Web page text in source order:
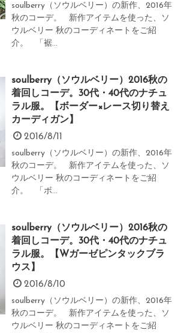
soulberry（ソウルベリー）の新作、2016年
秋のコーデ。 新作アイテムを使った、ソ
ウルベリー 秋のコーディネートをご紹
介。 「裾...
soulberry（ソウルベリー）2016秋の
着回しコーデ。30代・40代のナチュ
ラル服。【ボーダー×レース切り替え
カーディガン】
2016/8/11
soulberry（ソウルベリー）の新作、2016年
秋のコーデ。 新作アイテムを使った、ソ
ウルベリー 秋のコーディネートをご紹
介。 「ボ...
soulberry（ソウルベリー）2016秋の
着回しコーデ。30代・40代のナチュ
ラル服。【Wガーゼピンタックブラ
ウス】
2016/8/10
soulberry（ソウルベリー）の新作、2016年
秋のコーデ。 新作アイテムを使った、ソ
ウルベリー 秋のコーディネートをご紹